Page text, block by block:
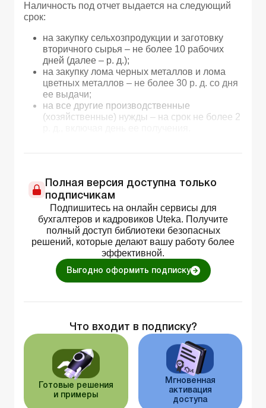
Наличность под отчет выдается на следующий
срок:
на закупку сельхозпродукции и заготовку
вторичного сырья – не более 10 рабочих
дней (далее – р. д.);
на закупку лома черных металлов и лома
цветных металлов – не более 30 р. д. со дня
ее выдачи;
на все другие производственные
(хозяйственные) нужды – на срок не более 2
Полная версия доступна только
подписчикам
Подпишитесь на онлайн сервисы для
бухгалтеров и кадровиков Uteka. Получите
полный доступ библиотеки безопасных
решений, которые делают вашу работу более
эффективной.
Выгодно оформить подписку
Что входит в подписку?
Готовые решения
и примеры
Мгновенная
активация
доступа